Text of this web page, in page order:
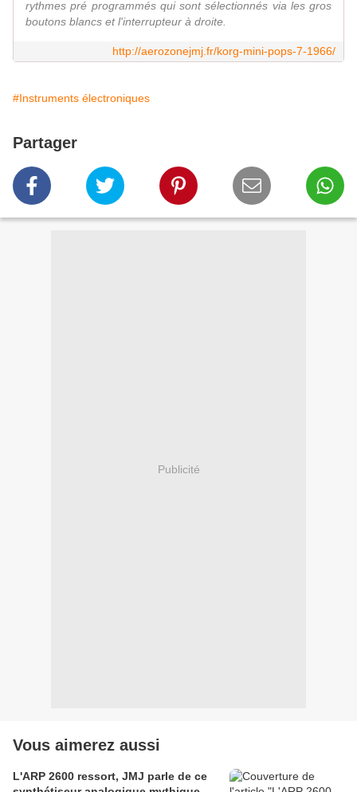
rythmes pré programmés qui sont sélectionnés via les gros
boutons blancs et l'interrupteur à droite.
http://aerozonejmj.fr/korg-mini-pops-7-1966/
#Instruments électroniques
Partager
Publicité
Vous aimerez aussi
L'ARP 2600 ressort, JMJ parle de ce